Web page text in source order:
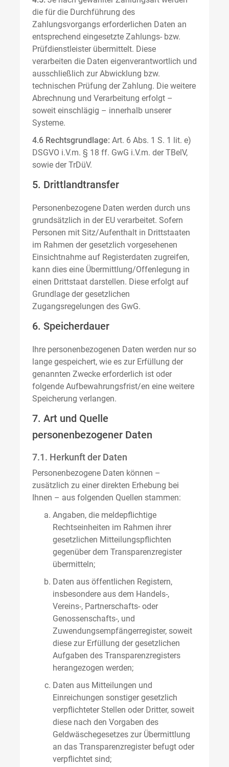
die für die Durchführung des
Zahlungsvorgangs erforderlichen Daten an
entsprechend eingesetzte Zahlungs- bzw.
Prüfdienstleister übermittelt. Diese
verarbeiten die Daten eigenverantwortlich und
ausschließlich zur Abwicklung bzw.
technischen Prüfung der Zahlung. Die weitere
Abrechnung und Verarbeitung erfolgt –
soweit einschlägig – innerhalb unserer
Systeme.
4.6 Rechtsgrundlage: Art. 6 Abs. 1 S. 1 lit. e)
DSGVO i.V.m. § 18 ff. GwG i.V.m. der TBelV,
sowie der TrDüV.
5. Drittlandtransfer
Personenbezogene Daten werden durch uns
grundsätzlich in der EU verarbeitet. Sofern
Personen mit Sitz/Aufenthalt in Drittstaaten
im Rahmen der gesetzlich vorgesehenen
Einsichtnahme auf Registerdaten zugreifen,
kann dies eine Übermittlung/Offenlegung in
einen Drittstaat darstellen. Diese erfolgt auf
Grundlage der gesetzlichen
Zugangsregelungen des GwG.
6. Speicherdauer
Ihre personenbezogenen Daten werden nur so
lange gespeichert, wie es zur Erfüllung der
genannten Zwecke erforderlich ist oder
folgende Aufbewahrungsfrist/en eine weitere
Speicherung verlangen.
7. Art und Quelle
personenbezogener Daten
7.1. Herkunft der Daten
Personenbezogene Daten können –
zusätzlich zu einer direkten Erhebung bei
Ihnen – aus folgenden Quellen stammen:
Angaben, die meldepflichtige
Rechtseinheiten im Rahmen ihrer
gesetzlichen Mitteilungspflichten
gegenüber dem Transparenzregister
übermitteln;
Daten aus öffentlichen Registern,
insbesondere aus dem Handels-,
Vereins-, Partnerschafts- oder
Genossenschafts-, und
Zuwendungsempfängerregister, soweit
diese zur Erfüllung der gesetzlichen
Aufgaben des Transparenzregisters
herangezogen werden;
Daten aus Mitteilungen und
Einreichungen sonstiger gesetzlich
verpflichteter Stellen oder Dritter, soweit
diese nach den Vorgaben des
Geldwäschegesetzes zur Übermittlung
an das Transparenzregister befugt oder
verpflichtet sind;